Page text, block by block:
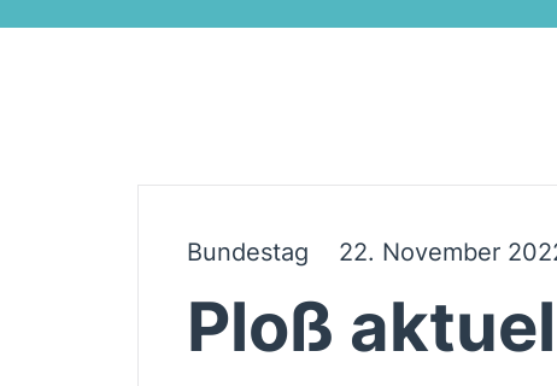
Bundestag 22. November
Ploß